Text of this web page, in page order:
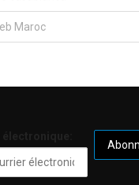
Maroc